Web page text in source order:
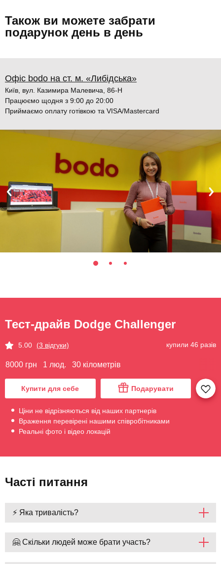
Також ви можете забрати
подарунок день в день
Офіс bodo на ст. м. «Либідська»
Київ, вул. Казимира Малевича, 86-Н
Працюємо щодня з 9:00 до 20:00
Приймаємо оплату готівкою та VISA/Mastercard
Тест-драйв Dodge Challenger
5.00 (3 відгуки) купили 46 разів
8000 грн 1 люд. 30 кілометрів
Купити для себе Подарувати
Ціни не відрізняються від наших партнерів
Враження перевірені нашими співробітниками
Реальні фото і відео локацій
Часті питання
⚡ Яка тривалість?
🤗 Скільки людей може брати участь?